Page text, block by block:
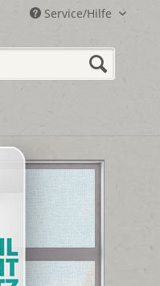
Service/Hilfe